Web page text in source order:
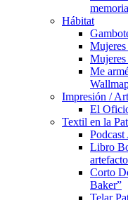
Hábitat
Mujeres
Me
Impresión /
El
Textil en la
Libro
Corto
Baker”
Telar